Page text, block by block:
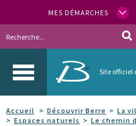
MES DÉMARCHES
Site officiel
Accueil Découvrir Berre
La
Espaces naturels
Le chemin